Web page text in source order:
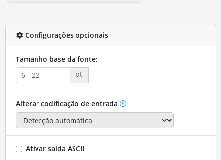
Configurações opcionais
Tamanho base da fonte:
pt
Alterar codificação de entrada
Ativar saída ASCII